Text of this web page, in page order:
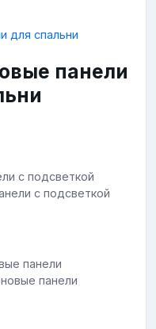
панели
с подсветкой
панели